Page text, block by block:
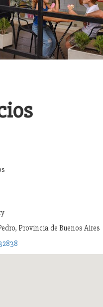
Provincia de Buenos Aires